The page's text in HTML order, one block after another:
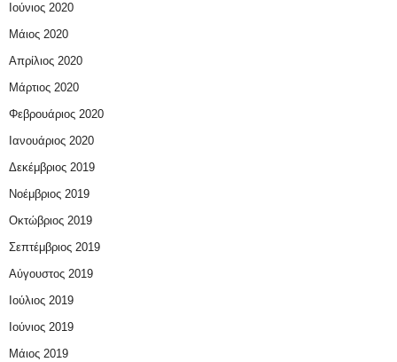
Ιούνιος 2020
Μάιος 2020
Απρίλιος 2020
Μάρτιος 2020
Φεβρουάριος 2020
Ιανουάριος 2020
Δεκέμβριος 2019
Νοέμβριος 2019
Οκτώβριος 2019
Σεπτέμβριος 2019
Αύγουστος 2019
Ιούλιος 2019
Ιούνιος 2019
Μάιος 2019